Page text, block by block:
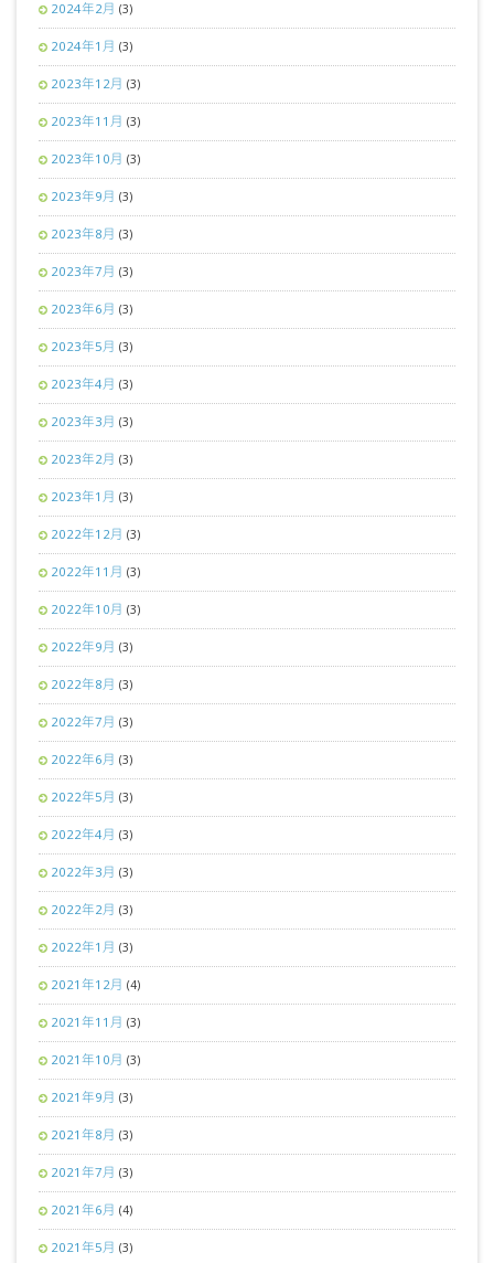
2024年2月 (3)
2024年1月 (3)
2023年12月 (3)
2023年11月 (3)
2023年10月 (3)
2023年9月 (3)
2023年8月 (3)
2023年7月 (3)
2023年6月 (3)
2023年5月 (3)
2023年4月 (3)
2023年3月 (3)
2023年2月 (3)
2023年1月 (3)
2022年12月 (3)
2022年11月 (3)
2022年10月 (3)
2022年9月 (3)
2022年8月 (3)
2022年7月 (3)
2022年6月 (3)
2022年5月 (3)
2022年4月 (3)
2022年3月 (3)
2022年2月 (3)
2022年1月 (3)
2021年12月 (4)
2021年11月 (3)
2021年10月 (3)
2021年9月 (3)
2021年8月 (3)
2021年7月 (3)
2021年6月 (4)
2021年5月 (3)